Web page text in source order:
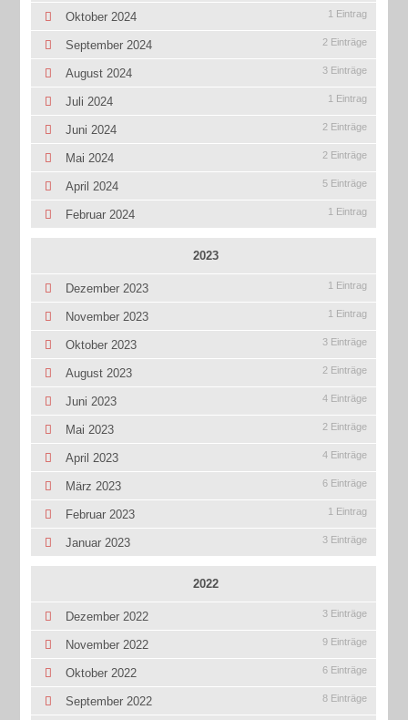
Oktober 2024 1 Eintrag
September 2024 2 Einträge
August 2024 3 Einträge
Juli 2024 1 Eintrag
Juni 2024 2 Einträge
Mai 2024 2 Einträge
April 2024 5 Einträge
Februar 2024 1 Eintrag
2023
Dezember 2023 1 Eintrag
November 2023 1 Eintrag
Oktober 2023 3 Einträge
August 2023 2 Einträge
Juni 2023 4 Einträge
Mai 2023 2 Einträge
April 2023 4 Einträge
März 2023 6 Einträge
Februar 2023 1 Eintrag
Januar 2023 3 Einträge
2022
Dezember 2022 3 Einträge
November 2022 9 Einträge
Oktober 2022 6 Einträge
September 2022 8 Einträge